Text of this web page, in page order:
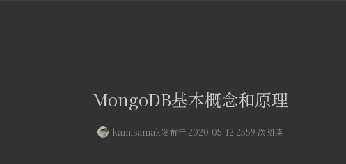
MongoDB基本概念和原理
kamisamak发布于 2020-05-12 2559 次阅读